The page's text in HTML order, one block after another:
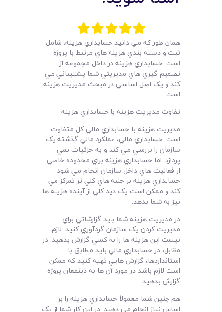
همان طور که مي دانيد حسابداري هزينه، شامل
ثبت و دسته بندي هزينه هاي مرتبط با پروژه
است. حسابداري هزينه در داخل مجموعه از
تصميم گيري هاي مديريتي شما پشتيباني مي
کند و يک اصل اساسي در مبحث مديريت هزينه
است.
تفاوت مديريت هزينه با حسابداري هزينه
مديريت هزينه با حسابداري مالي کل متفاوت
است. حسابداري مالي، عملکرد مالي گذشته يک
سازمان را بررسي مي کند و به جزئيات نمي
پردازد. اما حسابداري هزينه براي محدوده خاصي
از فعاليت هاي داخل سازمان انجام مي شود.
حسابداري هزينه بر جنبه هاي کلي تر تمرکز مي
کند و ممکن است يک ديد کلي از آينده هزينه ها
نيز به شما بدهد.
در مديريت هزينه شما بايد گزارشاتي براي
مديريت کردن يک سازمان گردآوري کنيد. لازم
نيست اين هزينه ها را به کسي گزارش بدهيد. در
مقابل، در حسابداري مالي بايد مطابق با
استانداردها، گزارش هايي تهيه کنيد که ممکن
است لازم باشد در مورد آن ها به ذينفعان پروژه
گزارش بدهيد.
هم چنين شما معمولاً حسابداري هزينه را بر
اساس نياز انجام مي دهيد. در اين کار شما از يک